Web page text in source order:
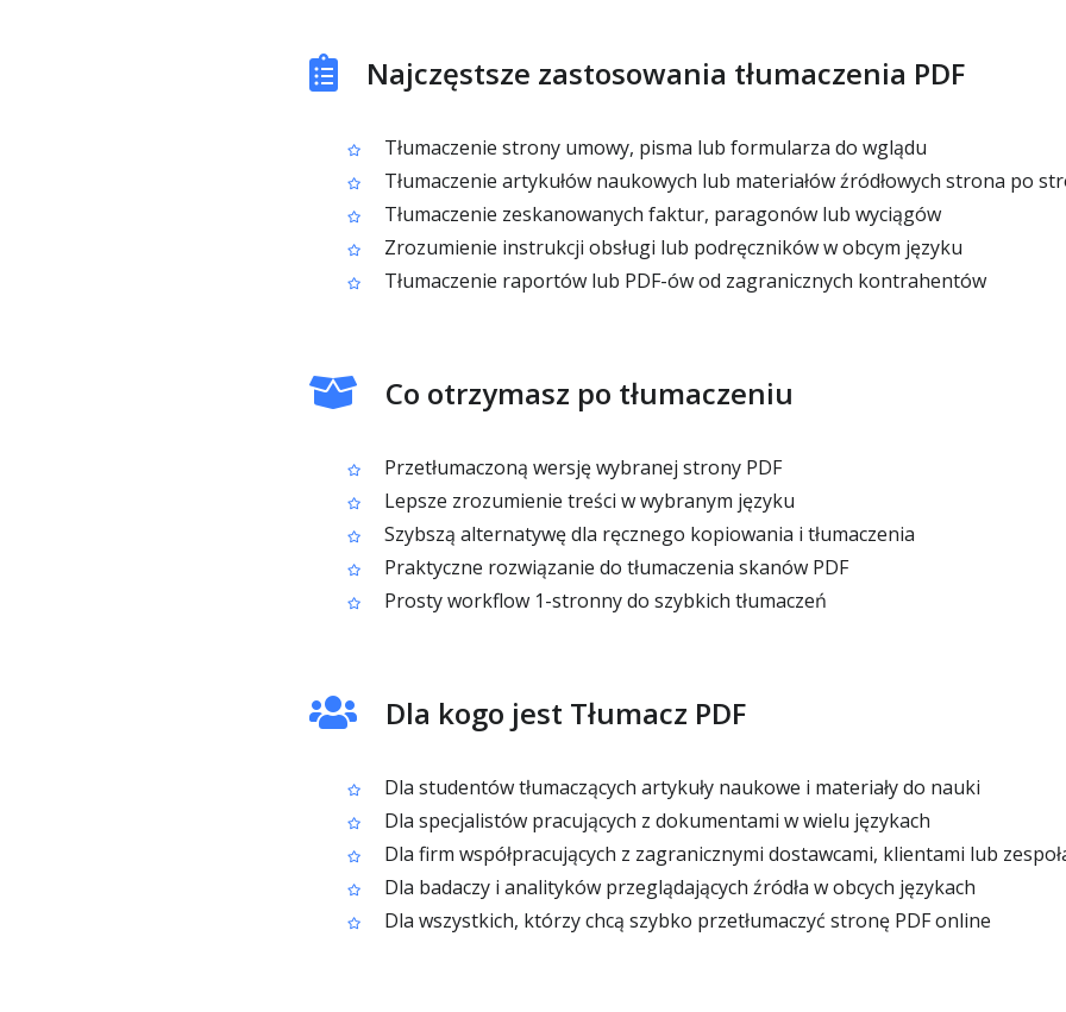
Najczęstsze zastosowania tłumaczenia PDF
Tłumaczenie strony umowy, pisma lub formularza do wglądu
Tłumaczenie artykułów naukowych lub materiałów źródłowych strona po
Tłumaczenie zeskanowanych faktur, paragonów lub wyciągów
Zrozumienie instrukcji obsługi lub podręczników w obcym języku
Tłumaczenie raportów lub PDF-ów od zagranicznych kontrahentów
Co otrzymasz po tłumaczeniu
Przetłumaczoną wersję wybranej strony PDF
Lepsze zrozumienie treści w wybranym języku
Szybszą alternatywę dla ręcznego kopiowania i tłumaczenia
Praktyczne rozwiązanie do tłumaczenia skanów PDF
Prosty workflow 1-stronny do szybkich tłumaczeń
Dla kogo jest Tłumacz PDF
Dla studentów tłumaczących artykuły naukowe i materiały do nauki
Dla specjalistów pracujących z dokumentami w wielu językach
Dla firm współpracujących z zagranicznymi dostawcami, klientami lub
Dla badaczy i analityków przeglądających źródła w obcych językach
Dla wszystkich, którzy chcą szybko przetłumaczyć stronę PDF online